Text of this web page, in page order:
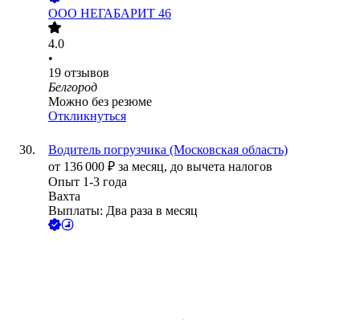
ООО НЕГАБАРИТ 46
4.0
•
19 отзывов
Белгород
Можно без резюме
Откликнуться
Водитель погрузчика (Московская область)
от 136 000 ₽ за месяц, до вычета налогов
Опыт 1-3 года
Вахта
Выплаты: Два раза в месяц